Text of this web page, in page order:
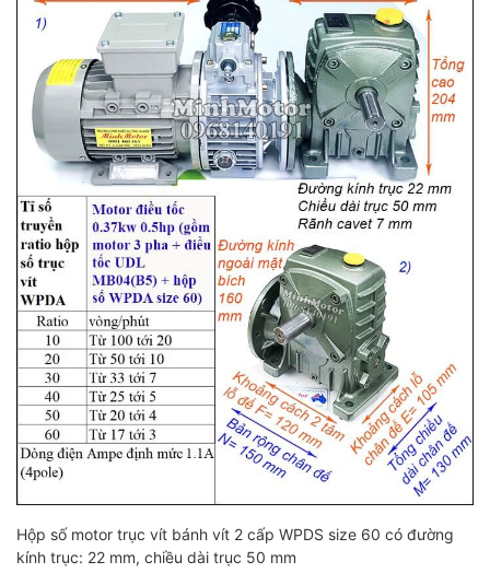
Hộp số motor trục vít bánh vít 2 cấp WPDS size 60 có đường
kính trục: 22 mm, chiều dài trục 50 mm